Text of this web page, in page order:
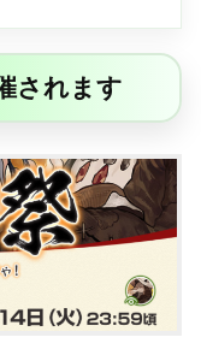
されます